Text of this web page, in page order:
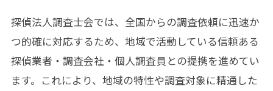
探偵法人調査士会では、全国からの調査依頼に迅速か
つ的確に対応するため、地域で活動している信頼ある
探偵業者・調査会社・個人調査員との提携を進めてい
ます。これにより、地域の特性や調査対象に精通した